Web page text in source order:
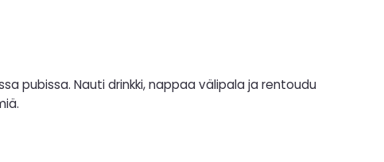
pubissa. Nauti drinkki, nappaa välipala ja rentoudu